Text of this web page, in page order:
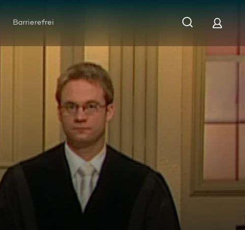
Barrierefrei